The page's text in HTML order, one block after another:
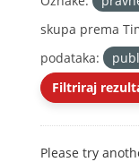
skupa prema
podataka:
Filtriraj
Please try